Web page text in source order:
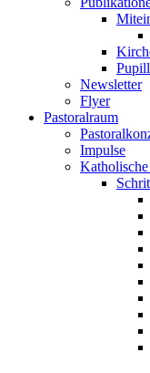
Newsletter
Flyer
Pastoralraum
Impulse